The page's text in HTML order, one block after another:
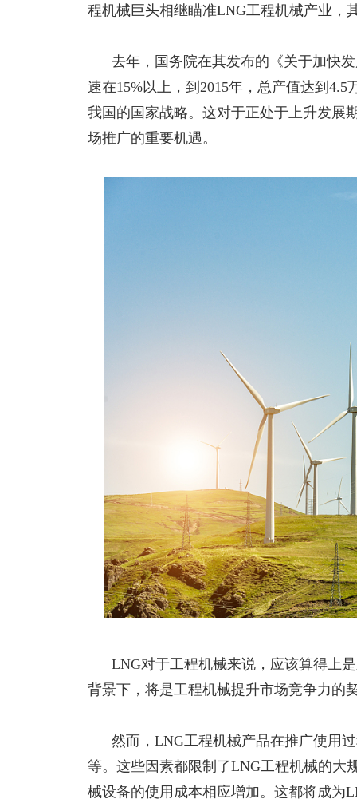
程机械巨头相继瞄准LNG工程机械产业，
去年，国务院在其发布的《关于加快发
速在15%以上，到2015年，总产值达到
我国的国家战略。这对于正处于上升发展
场推广的重要机遇。
LNG对于工程机械来说，应该算得上是
背景下，将是工程机械提升市场竞争力的
然而， LNG工程机械产品在推广使用
等。这些因素都限制了LNG工程机械的大
械设备的使用成本相应增加。这都将成为